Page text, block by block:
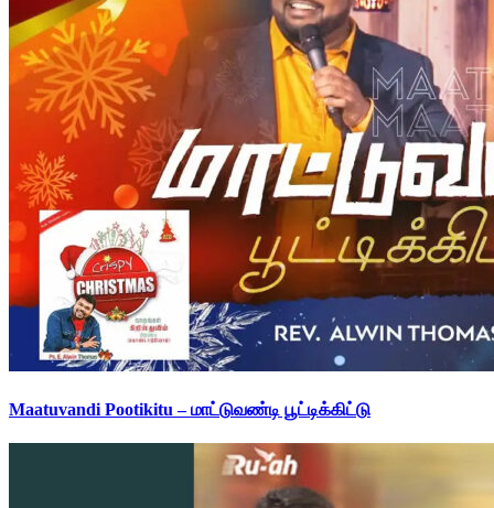
Maatuvandi Pootikitu – மாட்டுவண்டி பூட்டிக்கிட்டு